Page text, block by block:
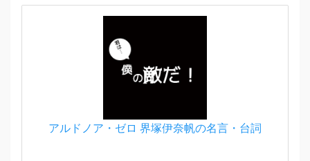
アルドノア・ゼロ 界塚伊奈帆の名言・台詞